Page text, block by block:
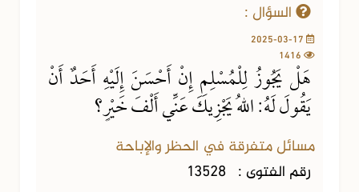
السؤال :
هَلْ يَجُوزُ لِلْمُسْلِمِ إِنْ أَحْسَنَ إِلَيْهِ أَحَدٌ أَنْ
يَقُولَ لَهُ: اللهُ يَجْزِيكَ عَنِّي أَلْفَ خَيْرٍ؟
مسائل متفرقة في الحظر والإباحة
رقم الفتوى : 13528